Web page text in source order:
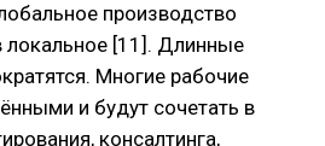
производство
локальное [11]. Длинные
Многие рабочие
и будут сочетать в
консалтинга,